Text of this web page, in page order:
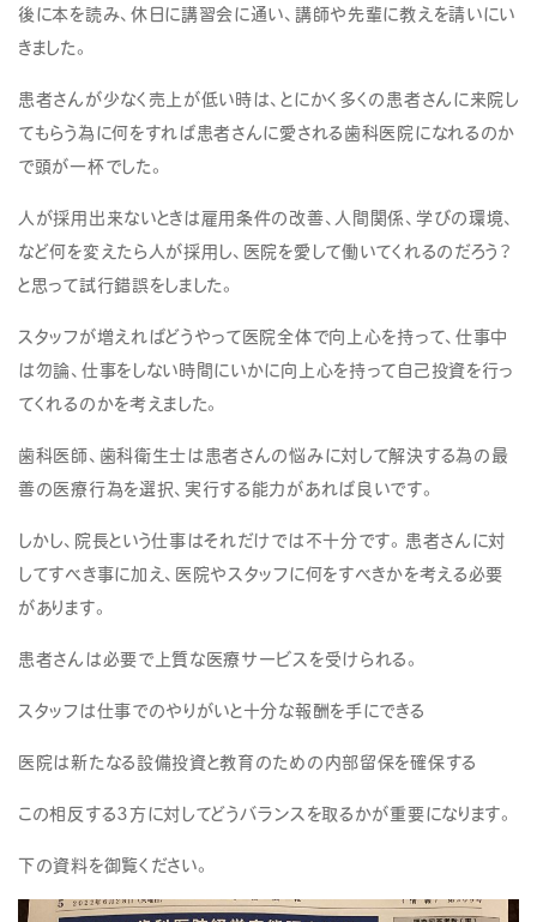
後に本を読み、休日に講習会に通い、講師や先輩に教えを請いにい
きました。
患者さんが少なく売上が低い時は、とにかく多くの患者さんに来院し
てもらう為に何をすれば患者さんに愛される歯科医院になれるのか
で頭が一杯でした。
人が採用出来ないときは雇用条件の改善、人間関係、学びの環境、
など何を変えたら人が採用し、医院を愛して働いてくれるのだろう？
と思って試行錯誤をしました。
スタッフが増えればどうやって医院全体で向上心を持って、仕事中
は勿論、仕事をしない時間にいかに向上心を持って自己投資を行っ
てくれるのかを考えました。
歯科医師、歯科衛生士は患者さんの悩みに対して解決する為の最
善の医療行為を選択、実行する能力があれば良いです。
しかし、院長という仕事はそれだけでは不十分です。患者さんに対
してすべき事に加え、医院やスタッフに何をすべきかを考える必要
があります。
患者さんは必要で上質な医療サービスを受けられる。
スタッフは仕事でのやりがいと十分な報酬を手にできる
医院は新たなる設備投資と教育のための内部留保を確保する
この相反する3方に対してどうバランスを取るかが重要になります。
下の資料を御覧ください。